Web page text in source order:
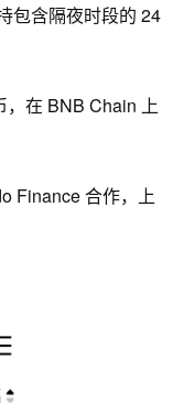
包含隔夜时段的 24
，在 BNB Chain 上
Finance 合作，上